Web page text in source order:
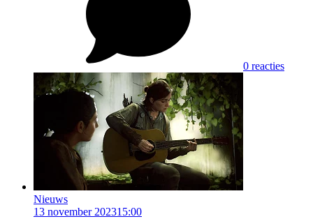
0 reacties
Nieuws
13 november 202315:00